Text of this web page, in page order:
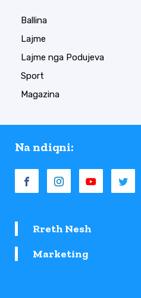
Ballina
Lajme
Lajme nga Podujeva
Sport
Magazina
Na ndiqni:
Rreth Nesh
Marketing